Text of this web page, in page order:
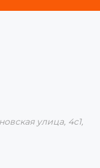
улица, 4с1,